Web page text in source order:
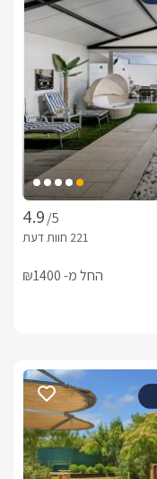
/5
החל מ- ₪1400